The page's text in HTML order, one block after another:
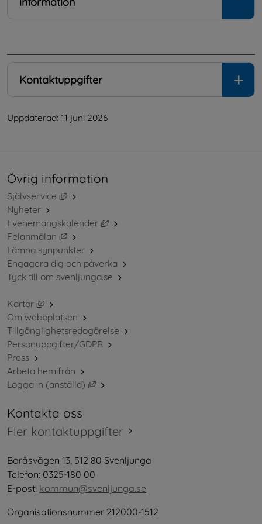
Kontaktuppgifter
Uppdaterad: 11 juni 2026
Övrig information
Självservice
Länk till annan webbplats, öppnas i nytt fönster.
Nyheter
Evenemangskalender
Länk till annan webbplats, öppnas i
Felanmälan
Länk till annan webbplats, öppnas i nytt fönster.
Lämna synpunkter
Engagera dig och påverka
Tyck till om svenljunga.se
Kartor
Länk till annan webbplats, öppnas i nytt fönster.
Om webbplatsen
Tillgänglighetsredogörelse
Personuppgifter/GDPR
Press
Arbeta hemifrån
Logga in (anställd)
Länk till annan webbplats, öppnas i nytt
Kontakta oss
Fler kontaktuppgifter
Boråsvägen 13, 512 80 Svenljunga
Telefon: 0325-180 00
E-post: kommun@svenljunga.se
Organisationsnummer 212000-1512